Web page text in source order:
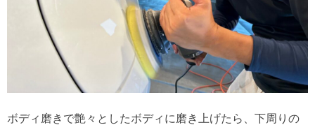
ボディ磨きで艶々としたボディに磨き上げたら、下周りの